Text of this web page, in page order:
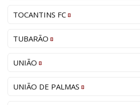
TOCANTINS FC
TUBARÃO
UNIÃO
UNIÃO DE PALMAS